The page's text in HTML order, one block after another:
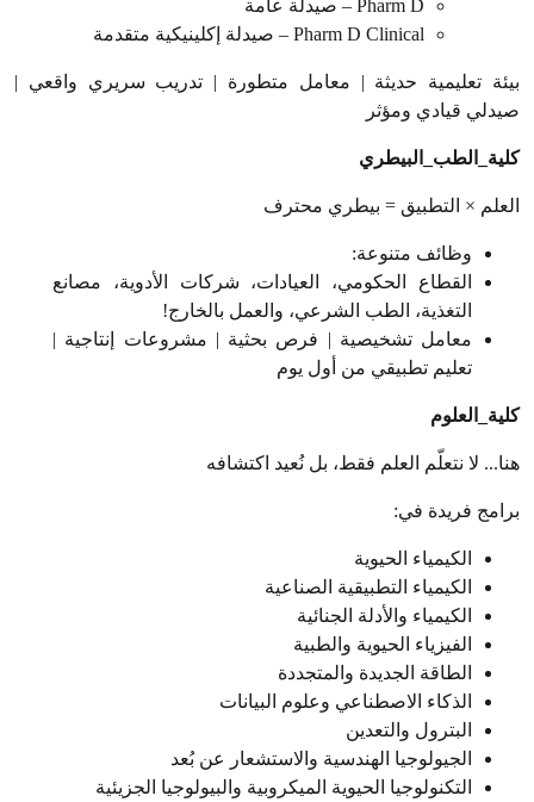
Pharm D –
صيدلة عامة
Pharm D Clinical –
صيدلة إكلينيكية متقدمة
بيئة تعليمية حديثة | معامل متطورة | تدريب سريري واقعي |
صيدلي قيادي ومؤثر
كلية_الطب_البيطري
العلم × التطبيق = بيطري محترف
وظائف متنوعة:
القطاع الحكومي، العيادات، شركات الأدوية، مصانع
التغذية، الطب الشرعي، والعمل بالخارج!
معامل تشخيصية | فرص بحثية | مشروعات إنتاجية |
تعليم تطبيقي من أول يوم
كلية_العلوم
هنا... لا نتعلّم العلم فقط، بل نُعيد اكتشافه
برامج فريدة في:
الكيمياء الحيوية
الكيمياء التطبيقية الصناعية
الكيمياء والأدلة الجنائية
الفيزياء الحيوية والطبية
الطاقة الجديدة والمتجددة
الذكاء الاصطناعي وعلوم البيانات
البترول والتعدين
الجيولوجيا الهندسية والاستشعار عن بُعد
التكنولوجيا الحيوية الميكروبية والبيولوجيا الجزيئية